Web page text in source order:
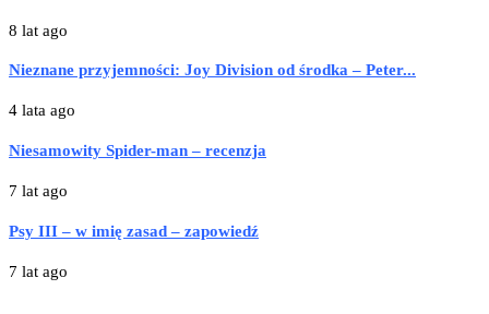
8 lat ago
Nieznane przyjemności: Joy Division od środka – Peter...
4 lata ago
Niesamowity Spider-man – recenzja
7 lat ago
Psy III – w imię zasad – zapowiedź
7 lat ago